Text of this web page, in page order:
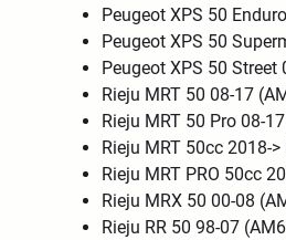
Peugeot XPS 50
Peugeot XPS 50
Peugeot XPS 50 Street
Rieju MRT 50 08-17
Rieju MRT 50 Pro 08-
Rieju MRT 50cc 2018->
Rieju MRT PRO 50cc
Rieju MRX 50 00-08
Rieju RR 50 98-07